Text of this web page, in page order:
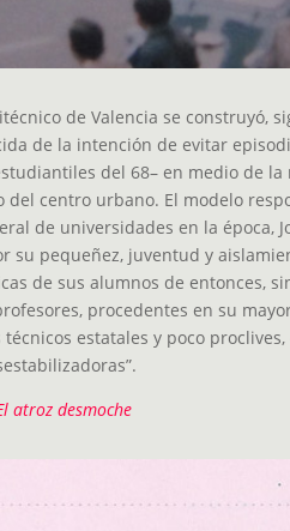
de Valencia se construyó,
de la intención de evitar
del 68– en medio de la
del centro urbano. El modelo
de universidades en la época,
su pequeñez, juventud y
de sus alumnos de entonces,
procedentes en su
estatales y poco
atroz desmoche